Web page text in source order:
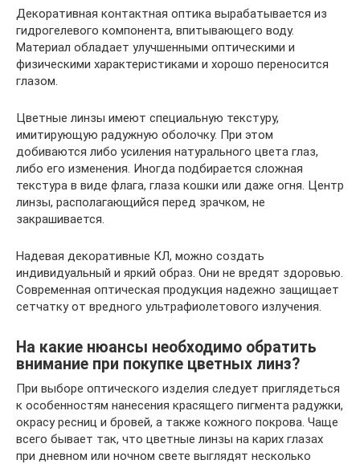
Декоративная контактная оптика вырабатывается из
гидрогелевого компонента, впитывающего воду.
Материал обладает улучшенными оптическими и
физическими характеристиками и хорошо переносится
глазом.
Цветные линзы имеют специальную текстуру,
имитирующую радужную оболочку. При этом
добиваются либо усиления натурального цвета глаз,
либо его изменения. Иногда подбирается сложная
текстура в виде флага, глаза кошки или даже огня. Центр
линзы, располагающийся перед зрачком, не
закрашивается.
Надевая декоративные КЛ, можно создать
индивидуальный и яркий образ. Они не вредят здоровью.
Современная оптическая продукция надежно защищает
сетчатку от вредного ультрафиолетового излучения.
На какие нюансы необходимо обратить
внимание при покупке цветных линз?
При выборе оптического изделия следует приглядеться
к особенностям нанесения красящего пигмента радужки,
окрасу ресниц и бровей, а также кожного покрова. Чаще
всего бывает так, что цветные линзы на карих глазах
при дневном или ночном свете выглядят несколько